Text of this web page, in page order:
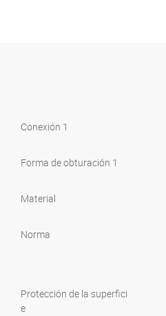
Conexión 1
Forma de obturación 1
Material
Norma
Protección de la superfici
e